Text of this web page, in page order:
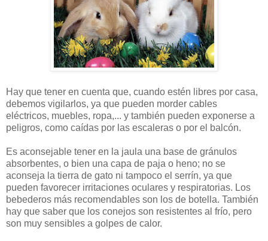
Hay que tener en cuenta que, cuando estén libres por casa,
debemos vigilarlos, ya que pueden morder cables
eléctricos, muebles, ropa,... y también pueden exponerse a
peligros, como caídas por las escaleras o por el balcón.
Es aconsejable tener en la jaula una base de gránulos
absorbentes, o bien una capa de paja o heno; no se
aconseja la tierra de gato ni tampoco el serrín, ya que
pueden favorecer irritaciones oculares y respiratorias. Los
bebederos más recomendables son los de botella. También
hay que saber que los conejos son resistentes al frío, pero
son muy sensibles a golpes de calor.